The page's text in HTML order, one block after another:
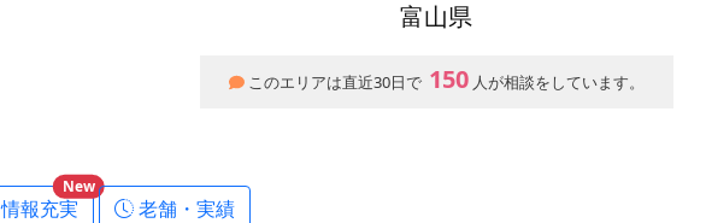
富山県
このエリアは直近30日で 150 人が相談をしています。
情報充実
New
老舗・実績